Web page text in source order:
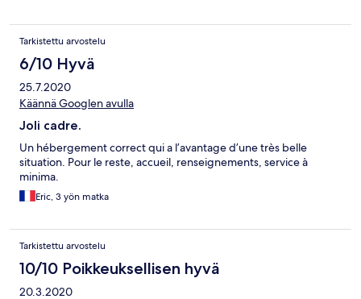
Tarkistettu arvostelu
6/10 Hyvä
25.7.2020
Käännä Googlen avulla
Joli cadre.
Un hébergement correct qui a l’avantage d’une très belle
situation. Pour le reste, accueil, renseignements, service à
minima.
Eric, 3 yön matka
Tarkistettu arvostelu
10/10 Poikkeuksellisen hyvä
20.3.2020